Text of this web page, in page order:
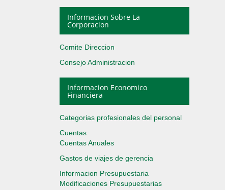
Informacion Sobre La
Corporacion
Comite Direccion
Consejo Administracion
Informacion Economico
Financiera
Categorias profesionales del personal
Cuentas
Cuentas Anuales
Gastos de viajes de gerencia
Informacion Presupuestaria
Modificaciones Presupuestarias